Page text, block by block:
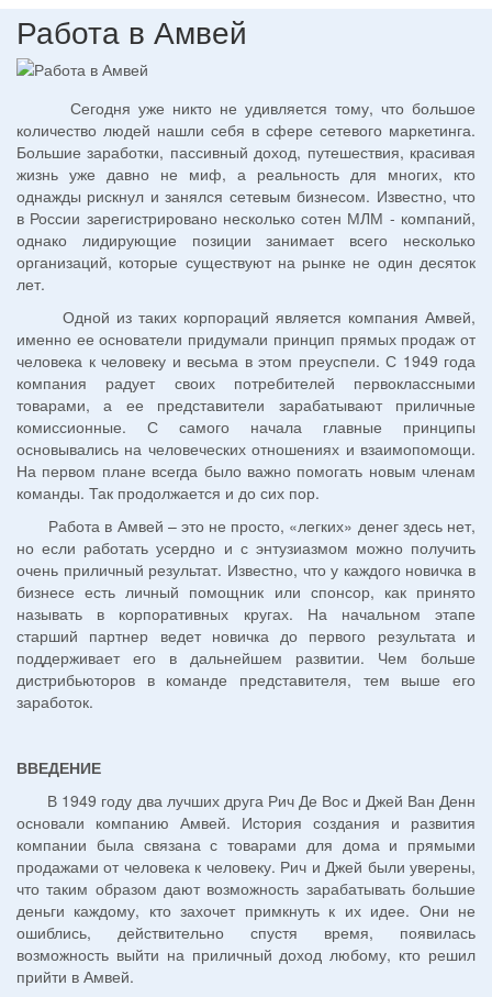
Работа в Амвей
Сегодня уже никто не удивляется тому, что большое
количество людей нашли себя в сфере сетевого маркетинга.
Большие заработки, пассивный доход, путешествия, красивая
жизнь уже давно не миф, а реальность для многих, кто
однажды рискнул и занялся сетевым бизнесом. Известно, что
в России зарегистрировано несколько сотен МЛМ - компаний,
однако лидирующие позиции занимает всего несколько
организаций, которые существуют на рынке не один десяток
лет.
Одной из таких корпораций является компания Амвей,
именно ее основатели придумали принцип прямых продаж от
человека к человеку и весьма в этом преуспели. С 1949 года
компания радует своих потребителей первоклассными
товарами, а ее представители зарабатывают приличные
комиссионные. С самого начала главные принципы
основывались на человеческих отношениях и взаимопомощи.
На первом плане всегда было важно помогать новым членам
команды. Так продолжается и до сих пор.
Работа в Амвей – это не просто, «легких» денег здесь нет,
но если работать усердно и с энтузиазмом можно получить
очень приличный результат. Известно, что у каждого новичка в
бизнесе есть личный помощник или спонсор, как принято
называть в корпоративных кругах. На начальном этапе
старший партнер ведет новичка до первого результата и
поддерживает его в дальнейшем развитии. Чем больше
дистрибьюторов в команде представителя, тем выше его
заработок.
ВВЕДЕНИЕ
В 1949 году два лучших друга Рич Де Вос и Джей Ван Денн
основали компанию Амвей. История создания и развития
компании была связана с товарами для дома и прямыми
продажами от человека к человеку. Рич и Джей были уверены,
что таким образом дают возможность зарабатывать большие
деньги каждому, кто захочет примкнуть к их идее. Они не
ошиблись, действительно спустя время, появилась
возможность выйти на приличный доход любому, кто решил
прийти в Амвей.